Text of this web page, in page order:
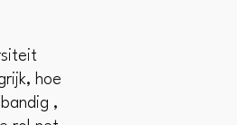
hoe
,